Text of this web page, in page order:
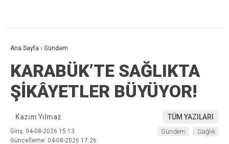
Ana Sayfa › Gündem
KARABÜK’TE SAĞLIKTA
ŞİKÂYETLER BÜYÜYOR!
Kazım Yılmaz TÜM YAZILARI
Giriş: 04-08-2026 15:13
Güncelleme: 04-08-2026 17:26
Gündem Sağlık